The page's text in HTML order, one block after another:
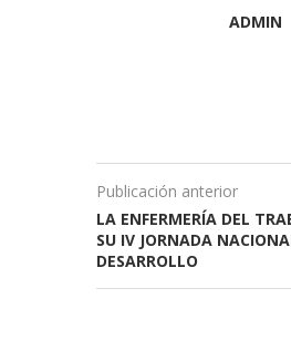
ADMIN
Publicación anterior
LA ENFERMERÍA DEL
SU IV JORNADA
DESARROLLO